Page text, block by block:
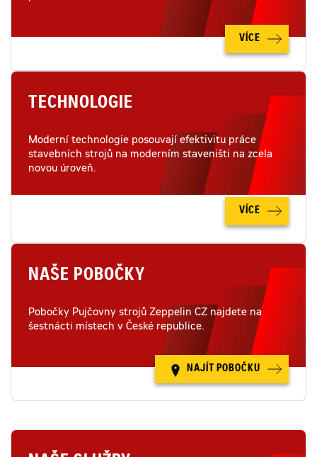
VÍCE
TECHNOLOGIE
Moderní technologie posouvají efektivitu práce
stavebních strojů na moderním staveništi na zcela
novou úroveň.
VÍCE
NAŠE POBOČKY
Pobočky Pujčovny strojů Zeppelin CZ najdete na
šestnácti místech v České republice.
NAJÍT POBOČKU